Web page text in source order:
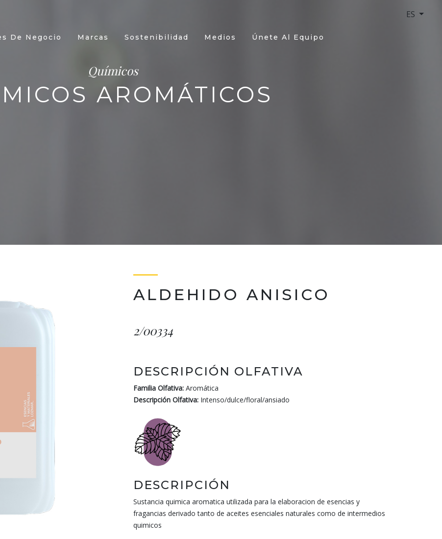
ES
De Negocio Marcas Sostenibilidad Medios Únete Al Equipo
Químicos
AROMÁTICOS
ALDEHIDO ANISICO
2/00334
DESCRIPCIÓN OLFATIVA
Familia Olfativa: Aromática
Descripción Olfativa: Intenso/dulce/floral/ansiado
DESCRIPCIÓN
Sustancia quimica aromatica utilizada para la elaboracion de esencias y
fragancias derivado tanto de aceites esenciales naturales como de intermedios
quimicos